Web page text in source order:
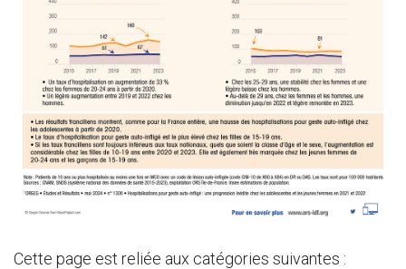
Cette page est reliée aux catégories suivantes :